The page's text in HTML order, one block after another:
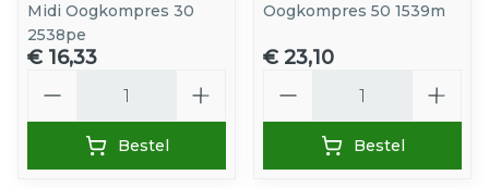
Midi Oogkompres 30
2538pe
€ 16,33
Bestel
Oogkompres 50 1539m
€ 23,10
Bestel